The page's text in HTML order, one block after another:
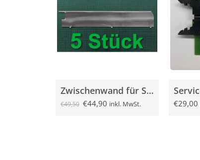
Zwischenwand für Sielaff SÜ/FS 2000 5x gebraucht
€49,50 €44,90 inkl. MwSt. €29,00